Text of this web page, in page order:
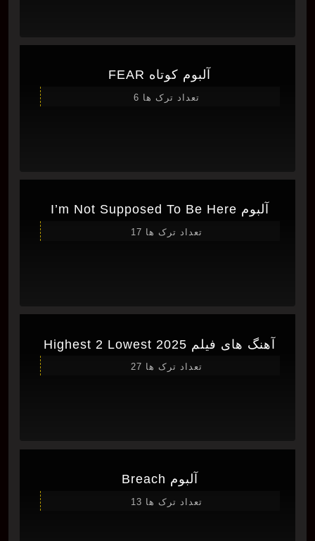
آلبوم کوتاه FEAR
تعداد ترک ها 6
آلبوم I’m Not Supposed To Be Here
تعداد ترک ها 17
آهنگ های فیلم Highest 2 Lowest 2025
تعداد ترک ها 27
آلبوم Breach
تعداد ترک ها 13